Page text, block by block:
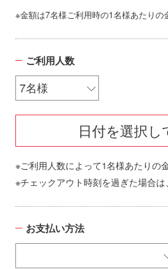
※金額は7名様ご利用時の1名様あたりの
ご利用人数
日付を選択し
※ご利用人数によって1名様あたりの
※チェックアウト時刻を過ぎた場合は
お支払い方法